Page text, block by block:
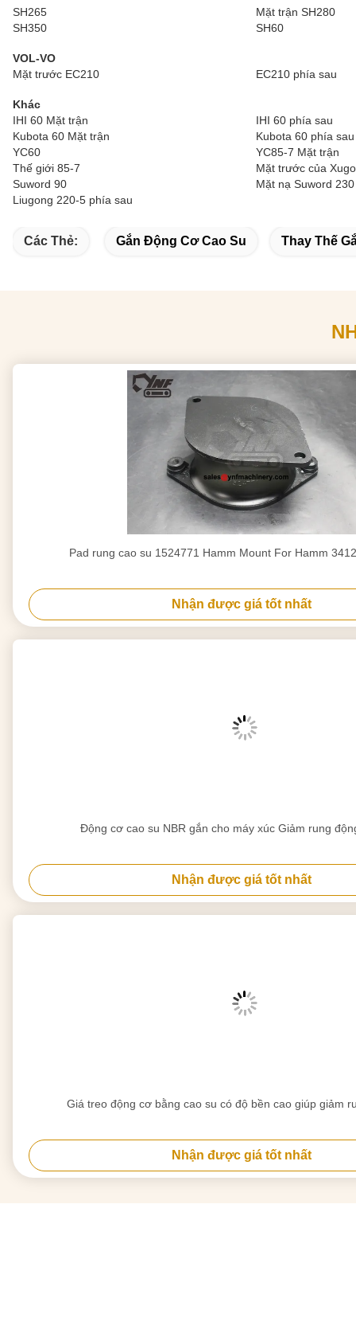
SH265
Mặt trận SH280
SH350
SH60
VOL-VO
Mặt trước EC210
EC210 phía sau
Khác
IHI 60 Mặt trận
IHI 60 phía sau
Kubota 60 Mặt trận
Kubota 60 phía sau
YC60
YC85-7 Mặt trận
Thế giới 85-7
Mặt trước của
Suword 90
Mặt nạ Suword 230
Liugong 220-5 phía sau
Các Thẻ: Gắn Động Cơ Cao Su Thay Thế
Pad rung cao su 1524771 Hamm Mount For Hamm
Nhận được giá tốt nhất
Động cơ cao su NBR gắn cho máy xúc Giảm rung
Nhận được giá tốt nhất
Giá treo động cơ bằng cao su có độ bền cao giúp giảm
Nhận được giá tốt nhất